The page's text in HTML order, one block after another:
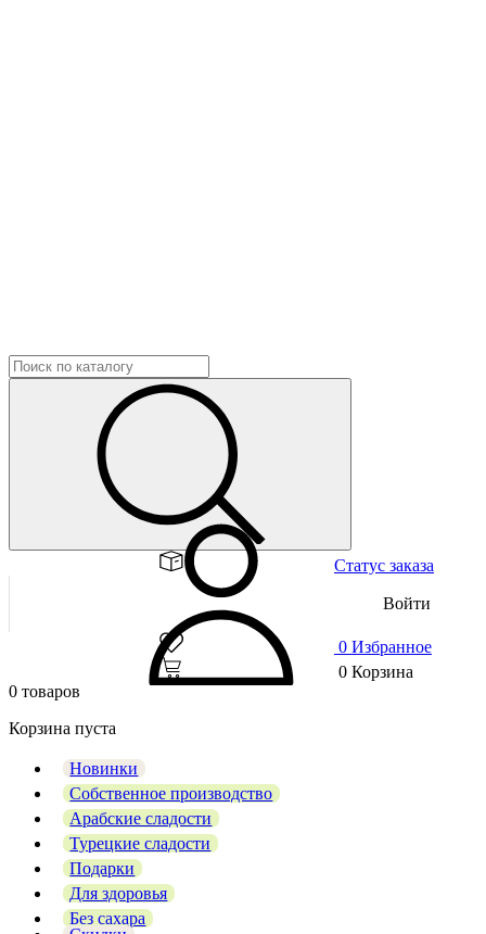
Статус заказа
Войти
0 Избранное
0 Корзина
0 товаров
Корзина пуста
Новинки
Собственное производство
Арабские сладости
Турецкие сладости
Подарки
Для здоровья
Без сахара